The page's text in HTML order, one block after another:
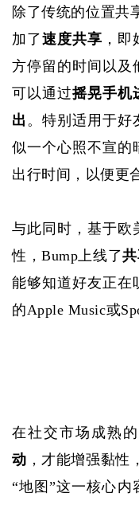
除了传统的位置共
加了速度共享 ，
方停留的时间以及
可以通过摇晃手机
出 。特别适用于好
似一个心照不宣的
出行时间，以便更
与此同时，基于欧
性，Bump上线了
能够知道好友正在
的Apple Music或
在社交市场成熟
动 ，才能增强黏性
“地图”这一核心内